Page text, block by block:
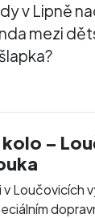
v Lipně
mezi
kolo –
Loučovicích